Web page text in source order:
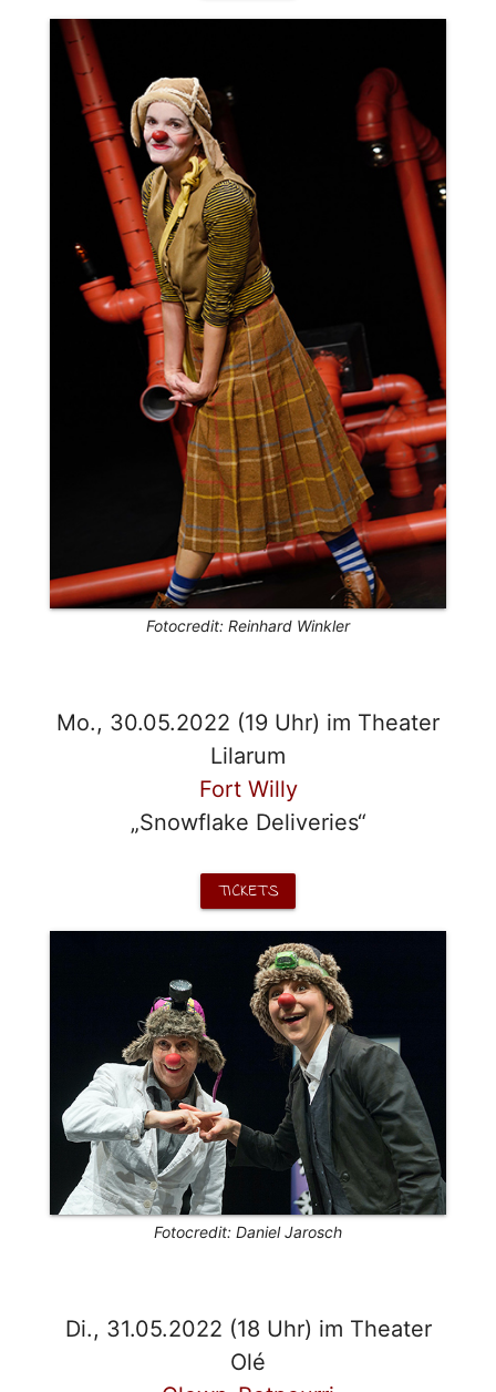
Fotocredit: Reinhard Winkler
Mo., 30.05.2022 (19 Uhr) im Theater
Lilarum
Fort Willy
„Snowflake Deliveries“
TICKETS
Fotocredit: Daniel Jarosch
Di., 31.05.2022 (18 Uhr) im Theater
Olé